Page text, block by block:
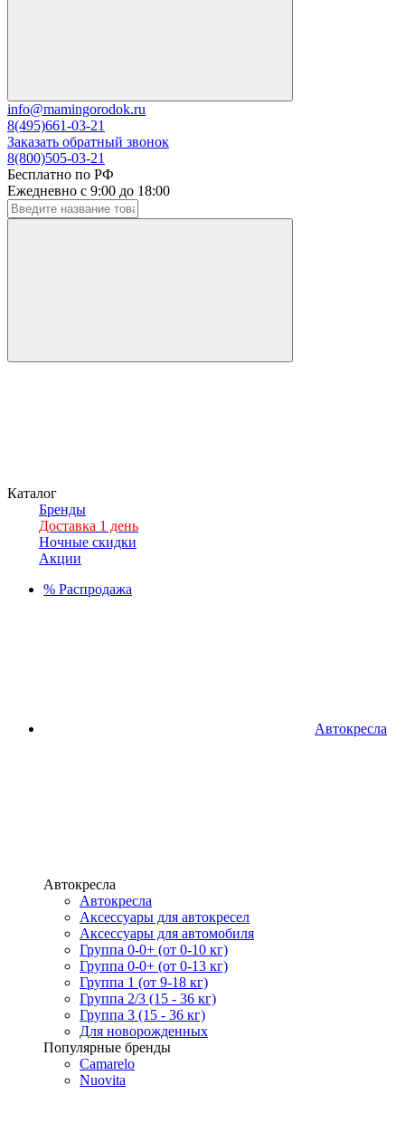
info@mamingorodok.ru
8(495)661-03-21
Заказать обратный звонок
8(800)505-03-21
Бесплатно по РФ
Ежедневно с 9:00 до 18:00
Каталог
Бренды
Доставка 1 день
Ночные скидки
Акции
% Распродажа
Автокресла
Автокресла
Автокресла
Аксессуары для автокресел
Аксессуары для автомобиля
Группа 0-0+ (от 0-10 кг)
Группа 0-0+ (от 0-13 кг)
Группа 1 (от 9-18 кг)
Группа 2/3 (15 - 36 кг)
Группа 3 (15 - 36 кг)
Для новорожденных
Популярные бренды
Camarelo
Nuovita